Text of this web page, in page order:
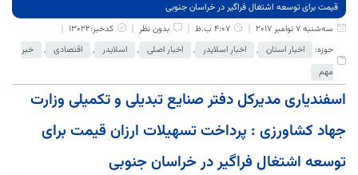
قیمت برای توسعه اشتغال فراگیر در خراسان جنوبی
سه‌شنبه 7 نوامبر 2017
4:07 ب.ظ بدون نظر
کدخبر:13022
حوزه:
اخبار استان , اخبار اسلایدر , اخبار اصلی , اسلایدر , اقتصادی ,
خبر
مهم
اسفندیاری مدیرکل دفتر صنایع تبدیلی و تکمیلی وزارت
جهاد کشاورزی : پرداخت تسهیلات ارزان قیمت برای
توسعه اشتغال فراگیر در خراسان جنوبی